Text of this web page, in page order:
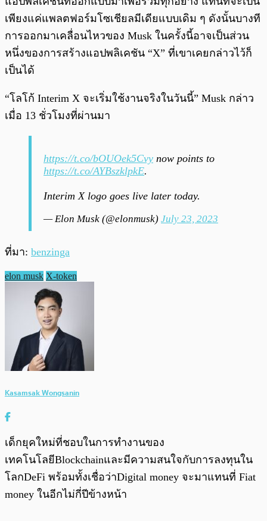
เพียงแค่แพลตฟอร์มโซเชียลมีเดียแบบเดิม ๆ ดังนั้นบางที
การออกมาเคลื่อนไหวของ Musk ในครั้งนี้อาจเป็นส่วน
หนึ่งของการสร้างแอปพลิเคชัน “X” ที่เขาเคยกล่าวไว้ก็
เป็นได้
“โลโก้ Interim X จะเริ่มใช้งานจริงในวันนี้” Musk กล่าว
เมื่อ 13 ชั่วโมงที่ผ่านมา
https://t.co/bOUOek5Cvy now points to
https://t.co/AYBszklpkE.
Interim X logo goes live later today.
— Elon Musk (@elonmusk) July 23, 2023
ที่มา: benzinga
elon musk X-token
Kasamsak Wongsanin
เด็กยุคใหม่ที่ชอบในการทำงานของ
เทคโนโลยีBlockchainและมีความสนใจกับการลงทุนใน
โลกDeFi พร้อมทั้งเชื่อว่าDigital money จะมาแทนที่ Fiat
money ในอีกไม่กี่ปีข้างหน้า